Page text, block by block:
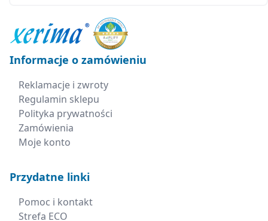
Informacje o zamówieniu
Reklamacje i zwroty
Regulamin sklepu
Polityka prywatności
Zamówienia
Moje konto
Przydatne linki
Pomoc i kontakt
Strefa ECO